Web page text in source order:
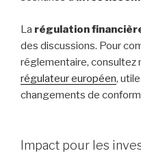
La régulation
des discussions. Pour
réglementaire, consultez
régulateur européen,
changements de
Impact pour les